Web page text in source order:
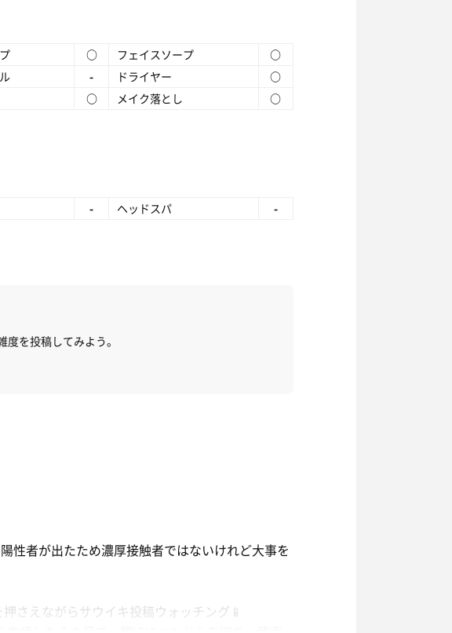
○ フェイスソープ
○
- ドライヤー
○
○ メイク落とし
○
- ヘッドスパ -
を投稿してみよう。
性者が出たため濃厚接触者ではないけれど大事を
さえながらサウイキ投稿ウォッチング📱